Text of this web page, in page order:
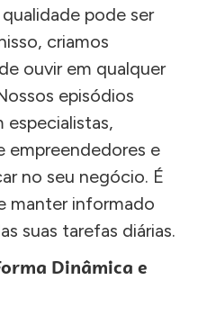
pode ser
criamos
ouvir em qualquer
episódios
empreendedores e
no seu negócio. É
manter informado
suas tarefas diárias.
Dinâmica e